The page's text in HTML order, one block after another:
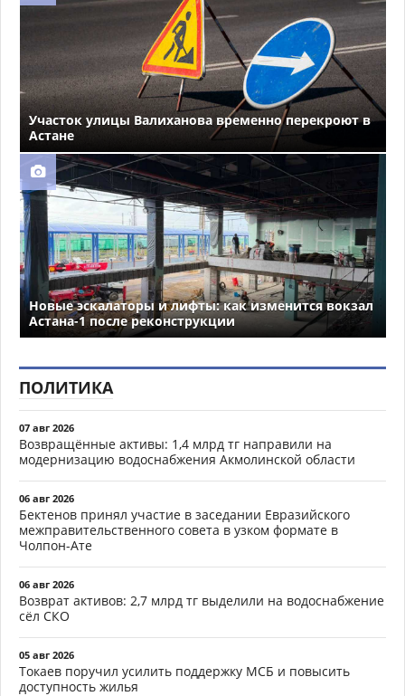
Участок улицы Валиханова временно перекроют в
Астане
Новые эскалаторы и лифты: как изменится вокзал
Астана-1 после реконструкции
ПОЛИТИКА
07 авг 2026
Возвращённые активы: 1,4 млрд тг направили на
модернизацию водоснабжения Акмолинской области
06 авг 2026
Бектенов принял участие в заседании Евразийского
межправительственного совета в узком формате в
Чолпон-Ате
06 авг 2026
Возврат активов: 2,7 млрд тг выделили на водоснабжение
сёл СКО
05 авг 2026
Токаев поручил усилить поддержку МСБ и повысить
доступность жилья